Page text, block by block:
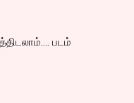
படம்